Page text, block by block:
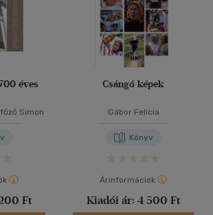
éves
Simon
Ft
Csángó képek
Gábor Felicia
Könyv
Árinformációk
Kiadói ár: 4 500 Ft